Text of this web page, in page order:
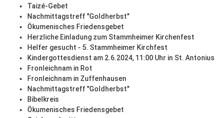
Taizé-Gebet
Nachmittagstreff "Goldherbst"
Ökumenisches Friedensgebet
Herzliche Einladung zum Stammheimer Kirchenfest
Helfer gesucht - 5. Stammheimer Kirchfest
Kindergottesdienst am 2.6.2024, 11:00 Uhr in St. Antonius
Fronleichnam in Rot
Fronleichnam in Zuffenhausen
Nachmittagstreff "Goldherbst"
Bibelkreis
Ökumenisches Friedensgebet